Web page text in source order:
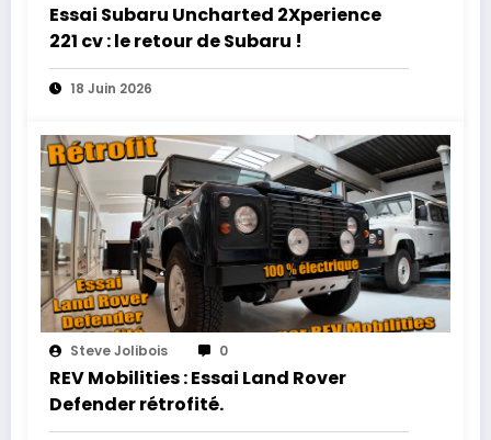
Essai Subaru Uncharted 2Xperience
221 cv : le retour de Subaru !
18 Juin 2026
Steve Jolibois 0
REV Mobilities : Essai Land Rover
Defender rétrofité.